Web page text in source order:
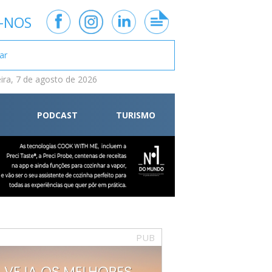
7 de agosto de 2026
PODCAST TURISMO
PUB